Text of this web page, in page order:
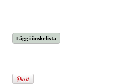
Lägg i önskelista